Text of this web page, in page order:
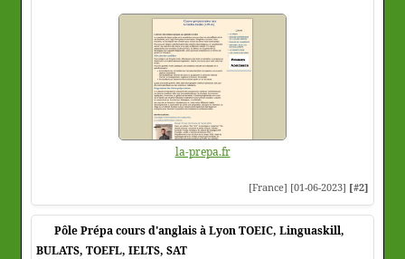
la-prepa.fr
[France] [01-06-2023] [#2]
Pôle Prépa cours d'anglais à Lyon TOEIC, Linguaskill,
BULATS, TOEFL, IELTS, SAT